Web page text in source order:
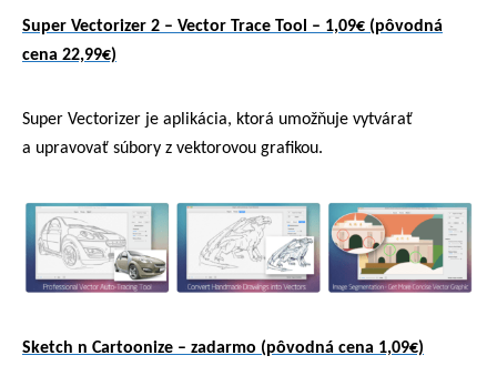
Super Vectorizer 2 – Vector Trace Tool – 1,09€ (pôvodná
cena 22,99€)
Super Vectorizer je aplikácia, ktorá umožňuje vytvárať
a upravovať súbory z vektorovou grafikou.
Sketch n Cartoonize – zadarmo (pôvodná cena 1,09€)